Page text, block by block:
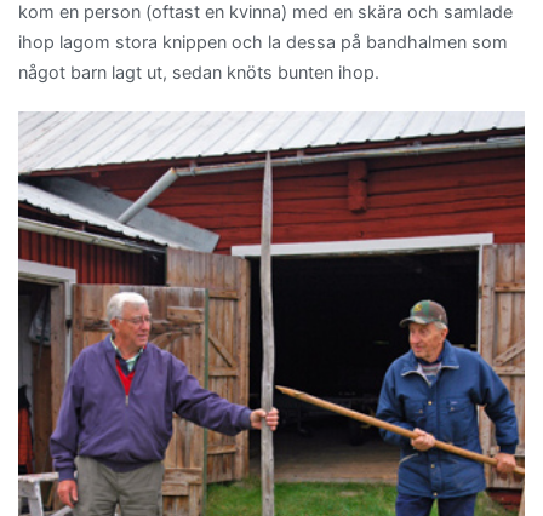
kom en person (oftast en kvinna) med en skära och samlade
ihop lagom stora knippen och la dessa på bandhalmen som
något barn lagt ut, sedan knöts bunten ihop.